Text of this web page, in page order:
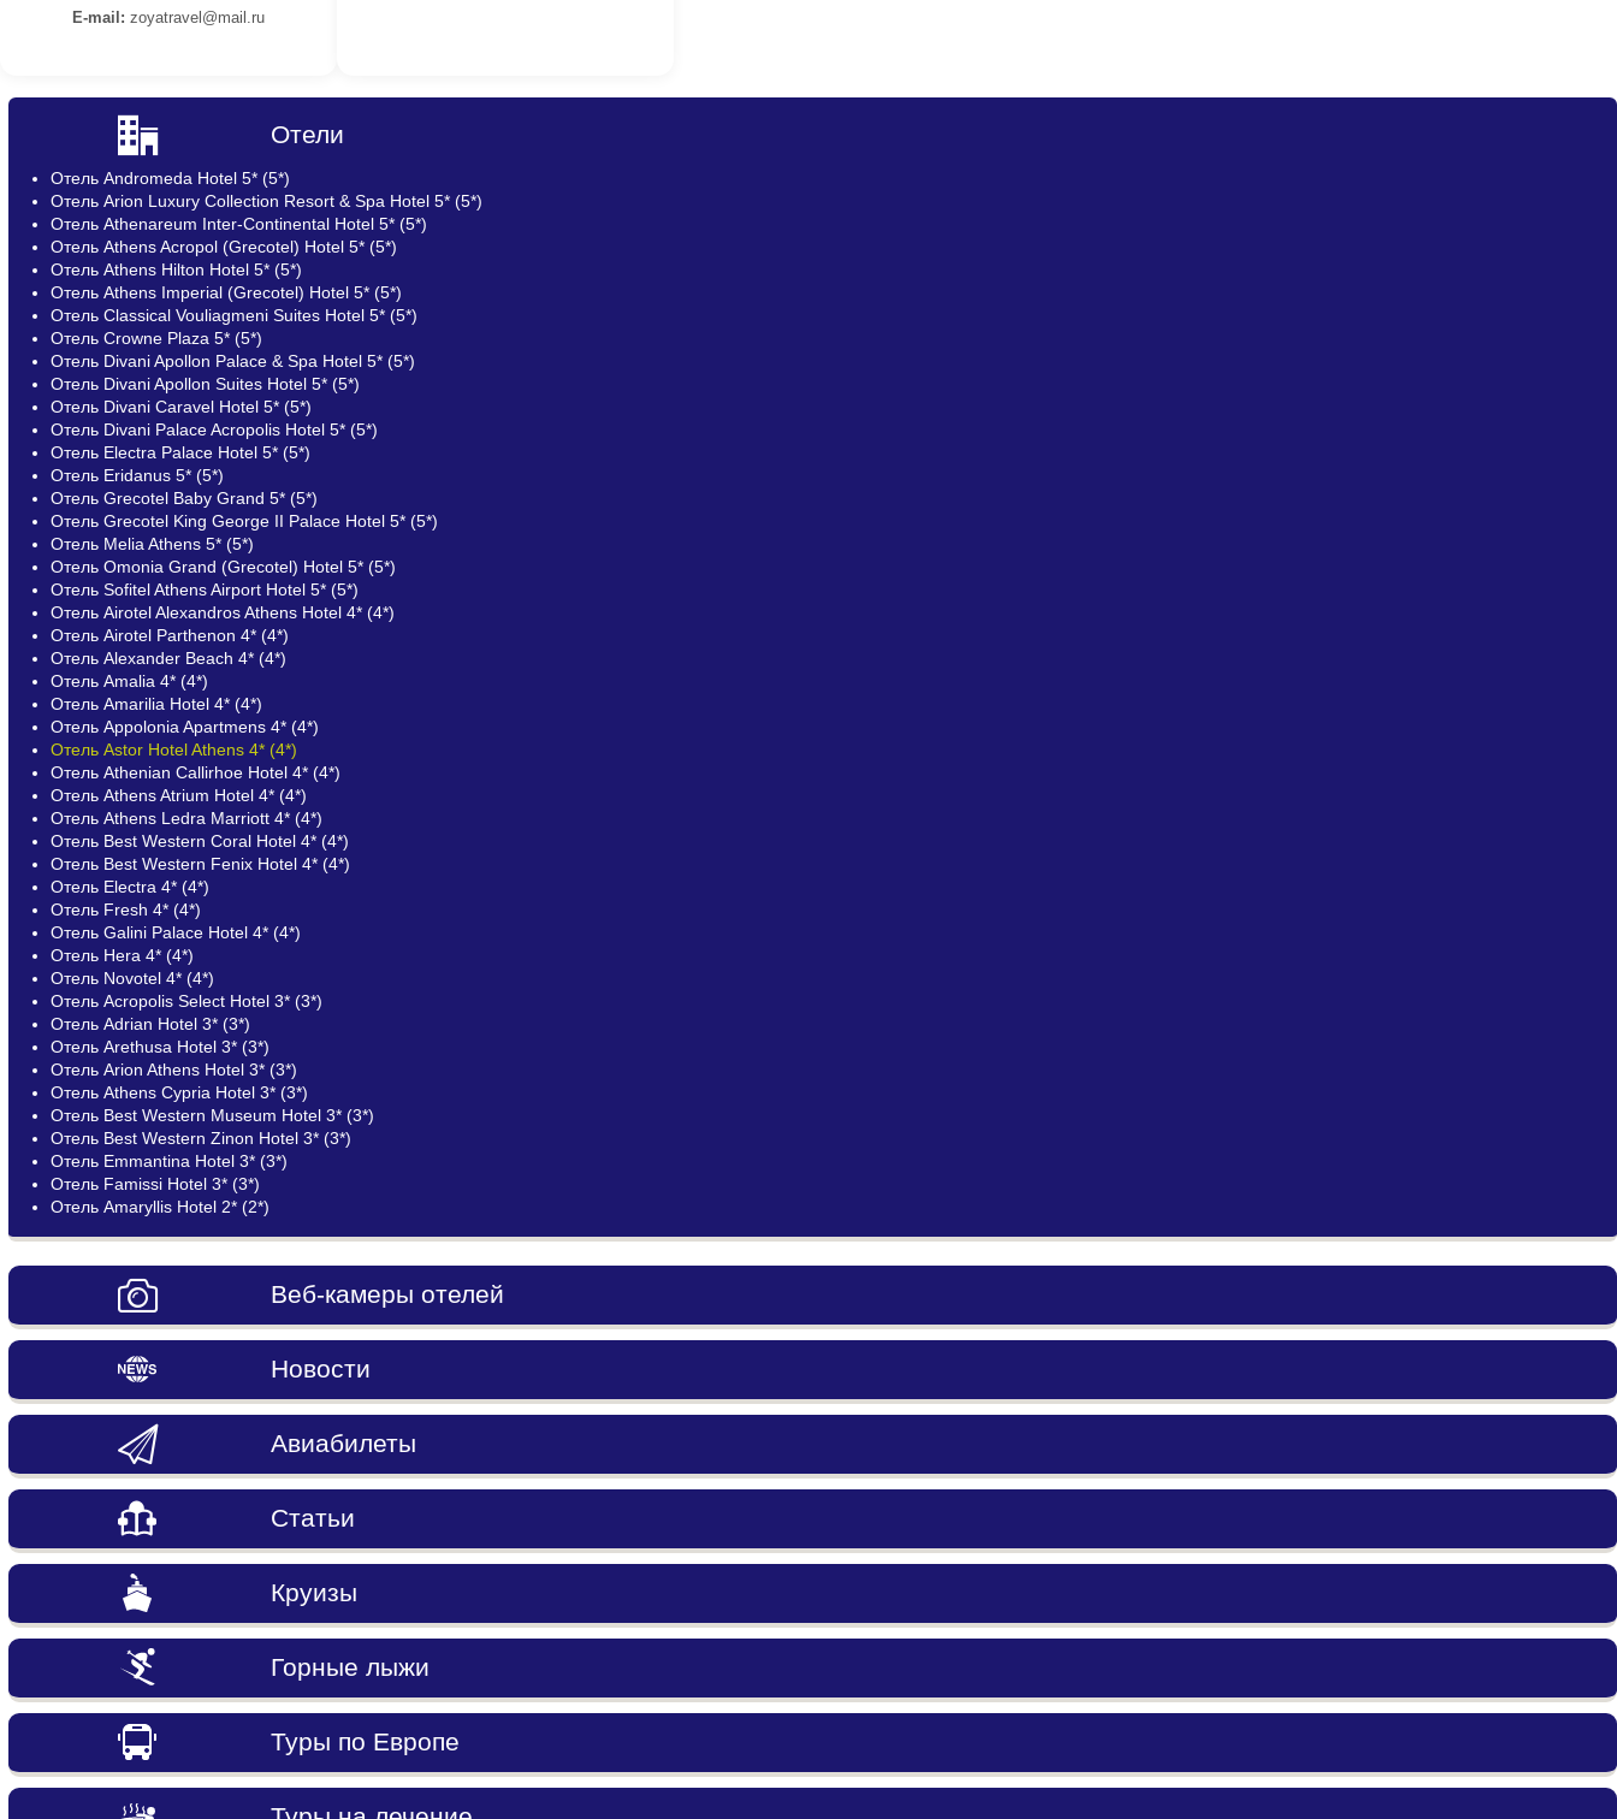
E-mail: zoyatravel@mail.ru
Отели
Отель Andromeda Hotel 5* (5*)
Отель Arion Luxury Collection Resort & Spa Hotel 5* (5*)
Отель Athenareum Inter-Continental Hotel 5* (5*)
Отель Athens Acropol (Grecotel) Hotel 5* (5*)
Отель Athens Hilton Hotel 5* (5*)
Отель Athens Imperial (Grecotel) Hotel 5* (5*)
Отель Classical Vouliagmeni Suites Hotel 5* (5*)
Отель Crowne Plaza 5* (5*)
Отель Divani Apollon Palace & Spa Hotel 5* (5*)
Отель Divani Apollon Suites Hotel 5* (5*)
Отель Divani Caravel Hotel 5* (5*)
Отель Divani Palace Acropolis Hotel 5* (5*)
Отель Electra Palace Hotel 5* (5*)
Отель Eridanus 5* (5*)
Отель Grecotel Baby Grand 5* (5*)
Отель Grecotel King George II Palace Hotel 5* (5*)
Отель Melia Athens 5* (5*)
Отель Omonia Grand (Grecotel) Hotel 5* (5*)
Отель Sofitel Athens Airport Hotel 5* (5*)
Отель Airotel Alexandros Athens Hotel 4* (4*)
Отель Airotel Parthenon 4* (4*)
Отель Alexander Beach 4* (4*)
Отель Amalia 4* (4*)
Отель Amarilia Hotel 4* (4*)
Отель Appolonia Apartmens 4* (4*)
Отель Astor Hotel Athens 4* (4*)
Отель Athenian Callirhoe Hotel 4* (4*)
Отель Athens Atrium Hotel 4* (4*)
Отель Athens Ledra Marriott 4* (4*)
Отель Best Western Coral Hotel 4* (4*)
Отель Best Western Fenix Hotel 4* (4*)
Отель Electra 4* (4*)
Отель Fresh 4* (4*)
Отель Galini Palace Hotel 4* (4*)
Отель Hera 4* (4*)
Отель Novotel 4* (4*)
Отель Acropolis Select Hotel 3* (3*)
Отель Adrian Hotel 3* (3*)
Отель Arethusa Hotel 3* (3*)
Отель Arion Athens Hotel 3* (3*)
Отель Athens Cypria Hotel 3* (3*)
Отель Best Western Museum Hotel 3* (3*)
Отель Best Western Zinon Hotel 3* (3*)
Отель Emmantina Hotel 3* (3*)
Отель Famissi Hotel 3* (3*)
Отель Amaryllis Hotel 2* (2*)
Веб-камеры отелей
Новости
Авиабилеты
Статьи
Круизы
Горные лыжи
Туры по Европе